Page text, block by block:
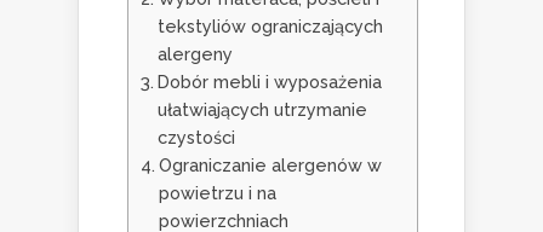
tekstyliów ograniczających
alergeny
Dobór mebli i wyposażenia
ułatwiających utrzymanie
czystości
Ograniczanie alergenów w
powietrzu i na
powierzchniach